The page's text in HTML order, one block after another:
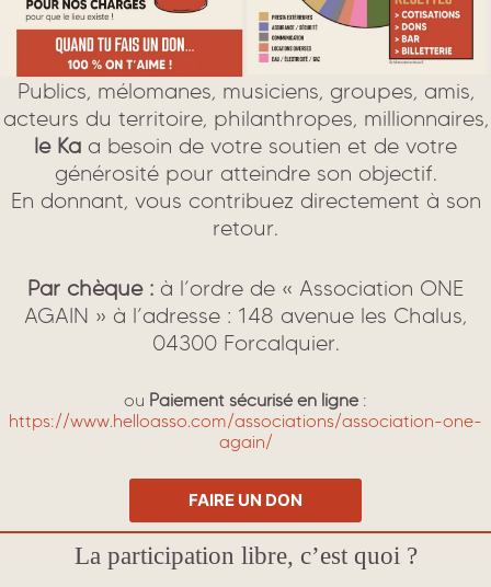
Publics, mélomanes, musiciens, groupes, amis,
acteurs du territoire, philanthropes, millionnaires,
le Ka a besoin de votre soutien et de votre
générosité pour atteindre son objectif.
En donnant, vous contribuez directement à son
retour.
Par chèque : à l’ordre de « Association ONE
AGAIN » à l’adresse : 148 avenue les Chalus,
04300 Forcalquier.
ou Paiement sécurisé en ligne :
https://www.helloasso.com/associations/association-one-
again/
FAIRE UN DON
La participation libre, c’est quoi ?